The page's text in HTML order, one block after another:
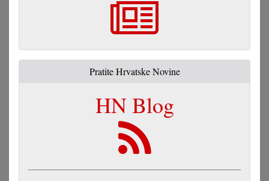
Pratite Hrvatske Novine
HN Blog